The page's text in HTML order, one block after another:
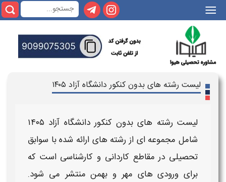
|||
لیست رشته های بدون کنکور دانشگاه آزاد ۱۴۰۵
لیست رشته های بدون کنکور دانشگاه آزاد ۱۴۰۵
شامل مجموعه‌ ای از رشته‌ های ارائه‌ شدهبا سوابق
تحصیلی در مقاطع کاردانی و کارشناسی است که
برای ورودی‌ های مهر و بهمن منتشر می‌ شود.